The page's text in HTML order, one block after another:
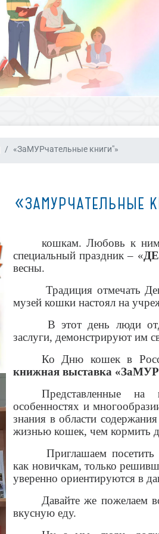
«ЗаМУРчательные книги"»
«ЗАМУРЧАТЕЛЬНЫЕ
кошкам. Любовь к ним
специальный праздник – «
весны.
Традиция отмечать
музей кошки настоял на
В этот день люди
заслуги, демонстрируют им
Ко Дню кошек в
книжная выставка
Представленные на
особенностях и
знания в области
жизнью кошек, чем кормить
Приглашаем
как новичкам, только
уверенно ориентируются в
Давайте же пожелаем
вкусную еду.